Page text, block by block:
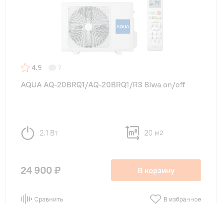
4.9 7
AQUA AQ-20BRQ1/AQ-20BRQ1/R3 Biwa on/off
2.1 Вт 20 м2
24 900 ₽ В корзину
Сравнить В избранное